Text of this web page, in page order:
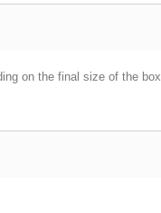
on the final size of the box